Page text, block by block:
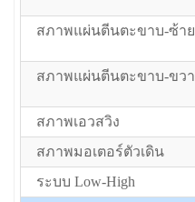
สภาพแผ่นตีนตะขาบ-ซ้าย
สภาพแผ่นตีนตะขาบ-ขวา
สภาพเอวสวิง
สภาพมอเตอร์ตัวเดิน
ระบบ Low-High